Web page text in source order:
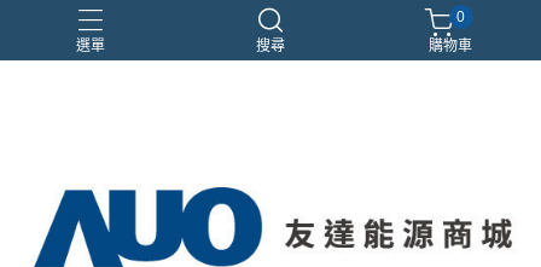
選單 搜尋
0
購物車